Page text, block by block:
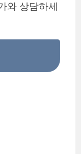
와 상담하세